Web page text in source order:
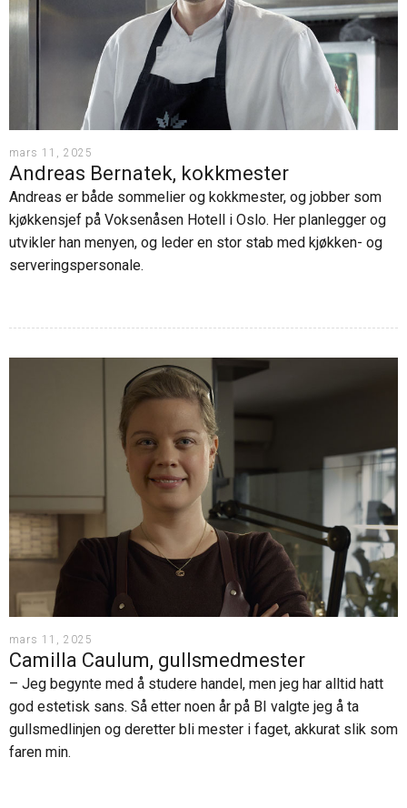
mars 11, 2025
Andreas Bernatek, kokkmester
Andreas er både sommelier og kokkmester, og jobber som
kjøkkensjef på Voksenåsen Hotell i Oslo. Her planlegger og
utvikler han menyen, og leder en stor stab med kjøkken- og
serveringspersonale.
mars 11, 2025
Camilla Caulum, gullsmedmester
– Jeg begynte med å studere handel, men jeg har alltid hatt
god estetisk sans. Så etter noen år på BI valgte jeg å ta
gullsmedlinjen og deretter bli mester i faget, akkurat slik som
faren min.